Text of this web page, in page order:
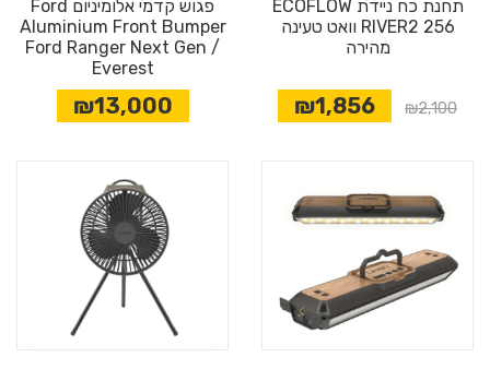
תחנת כח ניידת ECOFLOW
RIVER2 256 וואט טעינה
מהירה
₪2,100
₪1,856
פגוש קדמי אלומיניום Ford
Aluminium Front Bumper
Ford Ranger Next Gen /
Everest
₪13,000